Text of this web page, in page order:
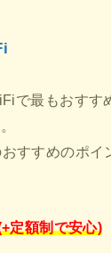
で最もおすす
すすめのポイ
定額制で安心)